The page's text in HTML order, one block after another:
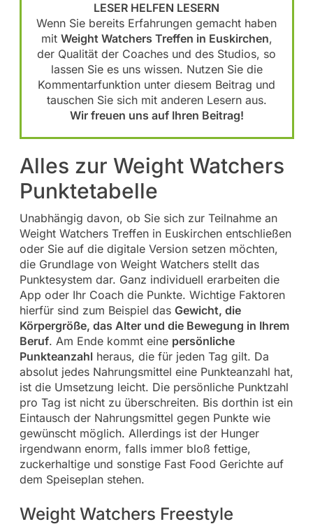
LESER HELFEN LESERN
Wenn Sie bereits Erfahrungen gemacht haben
mit Weight Watchers Treffen in Euskirchen,
der Qualität der Coaches und des Studios, so
lassen Sie es uns wissen. Nutzen Sie die
Kommentarfunktion unter diesem Beitrag und
tauschen Sie sich mit anderen Lesern aus.
Wir freuen uns auf Ihren Beitrag!
Alles zur Weight Watchers
Punktetabelle
Unabhängig davon, ob Sie sich zur Teilnahme an
Weight Watchers Treffen in Euskirchen entschließen
oder Sie auf die digitale Version setzen möchten,
die Grundlage von Weight Watchers stellt das
Punktesystem dar. Ganz individuell erarbeiten die
App oder Ihr Coach die Punkte. Wichtige Faktoren
hierfür sind zum Beispiel das Gewicht, die
Körpergröße, das Alter und die Bewegung in Ihrem
Beruf. Am Ende kommt eine persönliche
Punkteanzahl heraus, die für jeden Tag gilt. Da
absolut jedes Nahrungsmittel eine Punkteanzahl hat,
ist die Umsetzung leicht. Die persönliche Punktzahl
pro Tag ist nicht zu überschreiten. Bis dorthin ist ein
Eintausch der Nahrungsmittel gegen Punkte wie
gewünscht möglich. Allerdings ist der Hunger
irgendwann enorm, falls immer bloß fettige,
zuckerhaltige und sonstige Fast Food Gerichte auf
dem Speiseplan stehen.
Weight Watchers Freestyle